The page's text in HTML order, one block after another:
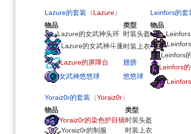
Lazure的套装 （Lazure）
物品
类型
Lazure的女武神头环 时装头盔
Lazure的女武神斗蓬时装上衣
Lazure的屏障台
翅膀
女武神悠悠球
悠悠球
Leinfors的套
物品
Leinfors
Leinfors
Yoraiz0r的套装 （Yoraiz0r）
物品
类型
Yoraiz0r的染色护目镜时装头盔
Yoraiz0r的制服
时装上衣